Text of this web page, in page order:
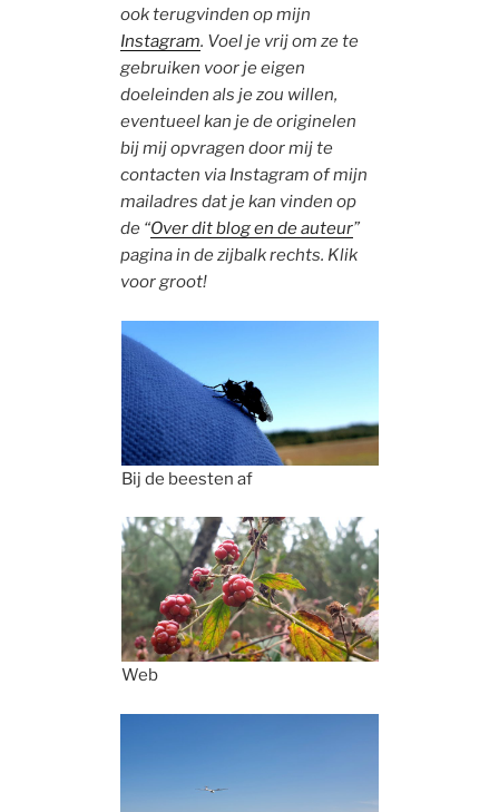
ook terugvinden op mijn
Instagram. Voel je vrij om ze te
gebruiken voor je eigen
doeleinden als je zou willen,
eventueel kan je de originelen
bij mij opvragen door mij te
contacten via Instagram of mijn
mailadres dat je kan vinden op
de “Over dit blog en de auteur”
pagina in de zijbalk rechts. Klik
voor groot!
Bij de beesten af
Web